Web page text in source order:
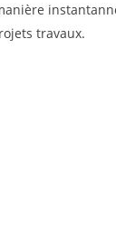
travaux.